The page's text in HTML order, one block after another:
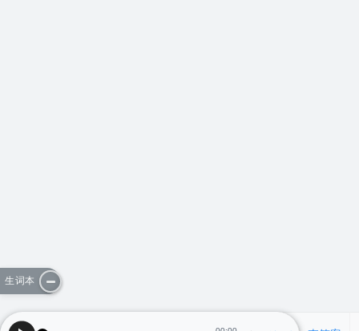
生词本